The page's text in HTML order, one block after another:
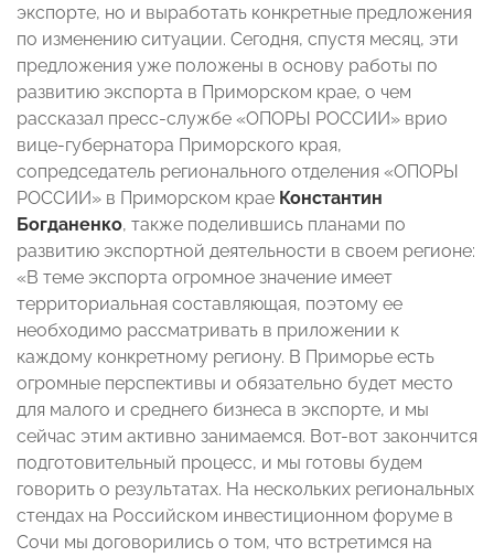
экспорте, но и выработать конкретные предложения
по изменению ситуации. Сегодня, спустя месяц, эти
предложения уже положены в основу работы по
развитию экспорта в Приморском крае, о чем
рассказал пресс-службе «ОПОРЫ РОССИИ» врио
вице-губернатора Приморского края,
сопредседатель регионального отделения «ОПОРЫ
РОССИИ» в Приморском крае Константин
Богданенко, также поделившись планами по
развитию экспортной деятельности в своем регионе:
«В теме экспорта огромное значение имеет
территориальная составляющая, поэтому ее
необходимо рассматривать в приложении к
каждому конкретному региону. В Приморье есть
огромные перспективы и обязательно будет место
для малого и среднего бизнеса в экспорте, и мы
сейчас этим активно занимаемся. Вот-вот закончится
подготовительный процесс, и мы готовы будем
говорить о результатах. На нескольких региональных
стендах на Российском инвестиционном форуме в
Сочи мы договорились о том, что встретимся на